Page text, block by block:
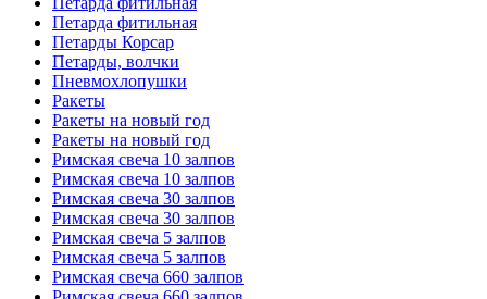
Петарда фитильная
Петарды Корсар
Петарды, волчки
Пневмохлопушки
Ракеты
Ракеты на новый год
Ракеты на новый год
Римская свеча 10 залпов
Римская свеча 10 залпов
Римская свеча 30 залпов
Римская свеча 30 залпов
Римская свеча 5 залпов
Римская свеча 5 залпов
Римская свеча 660 залпов